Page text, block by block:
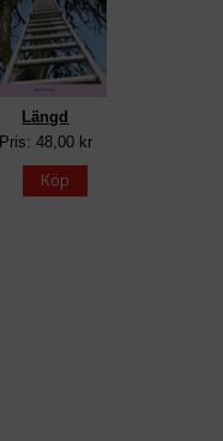
Längd
Pris: 48,00 kr
Köp